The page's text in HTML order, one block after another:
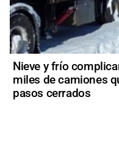
Nieve y frío
miles de camiones
pasos cerrados